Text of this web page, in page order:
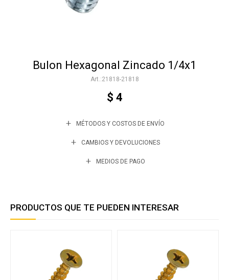
Bulon Hexagonal Zincado 1/4x1
21818-21818
$ 4
MÉTODOS Y COSTOS DE ENVÍO
CAMBIOS Y DEVOLUCIONES
MEDIOS DE PAGO
PRODUCTOS QUE TE PUEDEN INTERESAR
Varios